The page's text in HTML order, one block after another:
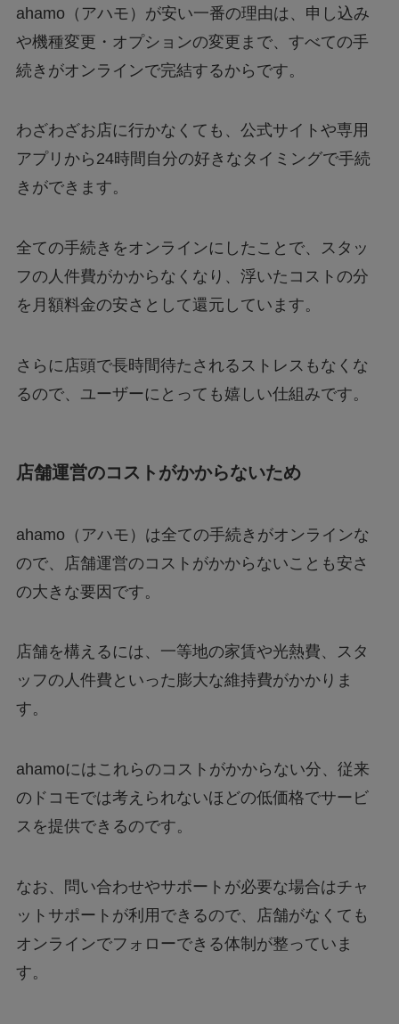
ahamo（アハモ）が安い一番の理由は、申し込み
や機種変更・オプションの変更まで、すべての手
続きがオンラインで完結するからです。
わざわざお店に行かなくても、公式サイトや専用
アプリから24時間自分の好きなタイミングで手続
きができます。
全ての手続きをオンラインにしたことで、スタッ
フの人件費がかからなくなり、浮いたコストの分
を月額料金の安さとして還元しています。
さらに店頭で長時間待たされるストレスもなくな
るので、ユーザーにとっても嬉しい仕組みです。
店舗運営のコストがかからないため
ahamo（アハモ）は全ての手続きがオンラインな
ので、店舗運営のコストがかからないことも安さ
の大きな要因です。
店舗を構えるには、一等地の家賃や光熱費、スタ
ッフの人件費といった膨大な維持費がかかりま
す。
ahamoにはこれらのコストがかからない分、従来
のドコモでは考えられないほどの低価格でサービ
スを提供できるのです。
なお、問い合わせやサポートが必要な場合はチャ
ットサポートが利用できるので、店舗がなくても
オンラインでフォローできる体制が整っていま
す。